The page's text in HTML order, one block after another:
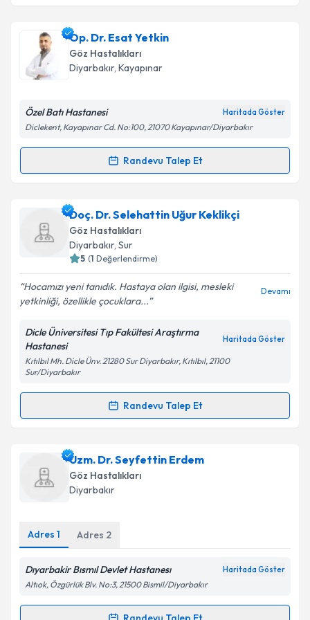
Takvim Talebini Gönder
Op. Dr. Kenan Ereniçin randevu takvimi talebi
oluşturun. Size bu uzmandan randevu almanız için bir
takvim hazırlandığında e-posta ile bilgilendireceğiz.
Kişisel verilerimin işlenmesine ilişkin
Metni'ni okudum ve kişisel verilerimin belirtilen
Takvim Talebini Gönder
Op. Dr. Esat Yetkin
Göz Hastalıkları
Diyarbakır, Kayapınar
Özel Batı Hastanesi Haritada Göster
Diclekent, Kayapınar Cd. No:100, 21070 Kayapınar/Diyarbakır
Randevu Talep Et
Randevu Takvimi Talebi
Op. Dr. Esat Yetkiniçin randevu takvimi talebi
oluşturun. Size bu uzmandan randevu almanız için bir
takvim hazırlandığında e-posta ile bilgilendireceğiz.
Kişisel verilerimin işlenmesine ilişkin
Aydınlatma
Metni
kapsamda işlenmesini kabul ediyorum.
Takvim Talebini Gönder
Doç. Dr. Selehattin Uğur Keklikçi
Göz Hastalıkları
Diyarbakır, Sur
5 (1 Değerlendirme)
Hocamızı yeni tanıdık. Hastaya olan ilgisi, mesleki
yetkinliği, özellikle çocuklara...
Devamı
Dicle Üniversitesi Tıp Fakültesi Araştırma
Hastanesi
Haritada Göster
Kıtılbıl Mh. Dicle Ünv. 21280 Sur Diyarbakır, Kıtılbıl, 21100
Sur/Diyarbakır
Randevu Talep Et
Randevu Takvimi Talebi
Doç. Dr. Selehattin Uğur Keklikçiiçin randevu
takvimi talebi oluşturun. Size bu uzmandan randevu
almanız için bir takvim hazırlandığında e-posta ile
bilgilendireceğiz.
Metni'ni okudum ve kişisel verilerimin belirtilen
Uzm. Dr. Seyfettin Erdem
Göz Hastalıkları
Diyarbakır
Adres 1 Adres 2
Dıyarbakir Bısmıl Devlet Hastanesı Haritada Göster
Altıok, Özgürlük Blv. No:3, 21500 Bismil/Diyarbakır